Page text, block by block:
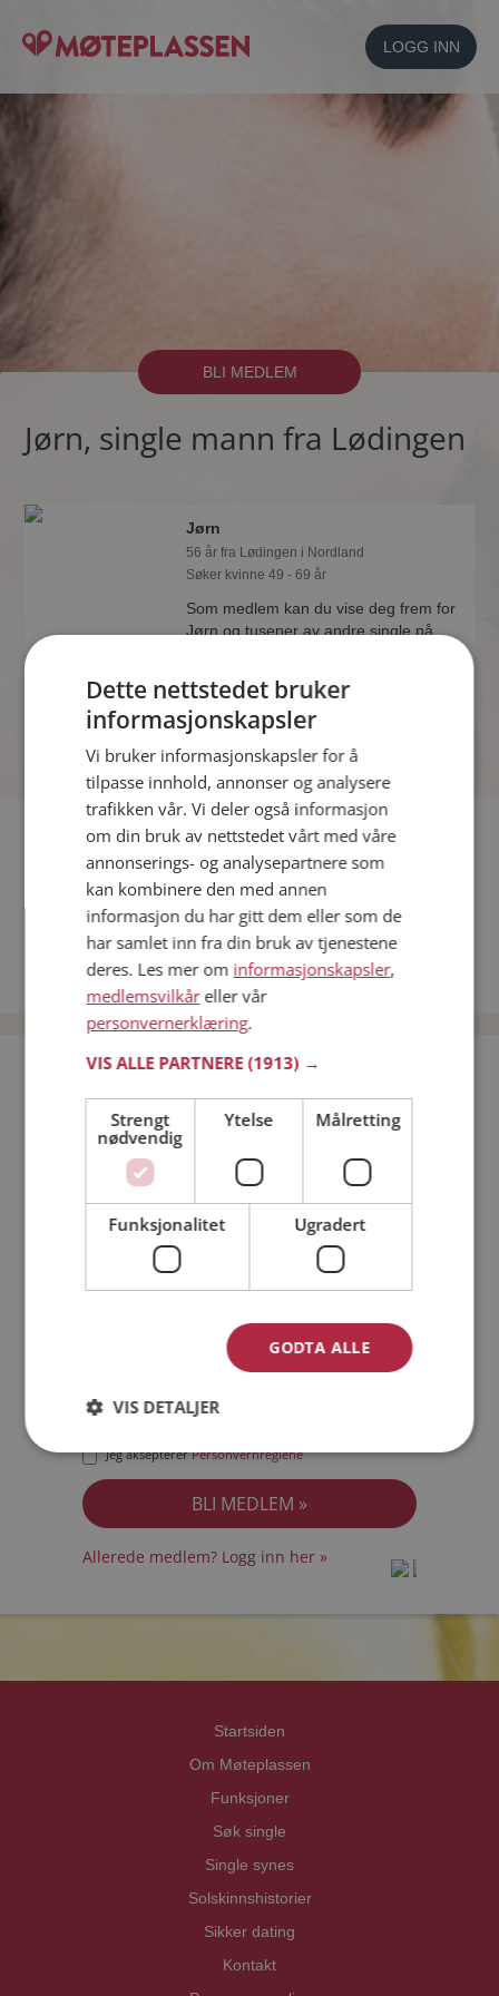
LOGG INN
BLI MEDLEM
Jørn, single mann fra Lødingen
Jørn
56 år fra Lødingen i Nordland
Søker kvinne 49 - 69 år
Som medlem kan du vise deg frem for
Jørn og tusener av andre single på
Fler single
Flere singlemenn fra Lødingen:Ken,Steinar
Kvinner fra Lødingen
Date kvinner i Norge
Date menn i Norge
Bli medlem gratis!
Jeg er en:
Jeg akseptererPersonvernreglene
Allerede medlem? Logg inn her »
Startsiden
Om Møteplassen
Funksjoner
Søk single
Single synes
Solskinnshistorier
Sikker dating
Kontakt
Dette nettstedet bruker
informasjonskapsler
Vi bruker informasjonskapsler for å
tilpasse innhold, annonser og analysere
trafikken vår. Vi deler også informasjon
om din bruk av nettstedet vårt med våre
annonserings- og analysepartnere som
kan kombinere den med annen
informasjon du har gitt dem eller som de
har samlet inn fra din bruk av tjenestene
deres. Les mer om informasjonskapsler,
medlemsvilkåreller vår
personvernerklæring.
VIS ALLE PARTNERE(1913) →
Strengt
nødvendig
Ytelse Målretting
Funksjonalitet Ugradert
GODTA ALLE
VIS DETALJER